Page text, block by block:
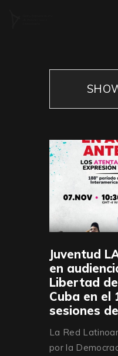
Juventud
en
Libertad
Cuba en el
sesiones
La Red
por la